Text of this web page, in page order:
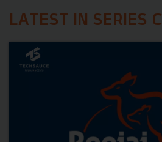
LATEST IN SERIES C